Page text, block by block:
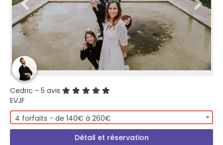
Cedric - 5 avis
EVJF
4 forfaits - de 140€ à 260€
Détail et réservation